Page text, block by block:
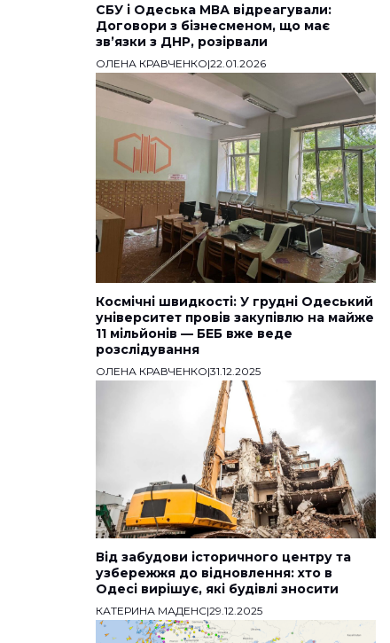
СБУ і Одеська МВА відреагували:
Договори з бізнесменом, що має
звʼязки з ДНР, розірвали
ОЛЕНА КРАВЧЕНКО|22.01.2026
Космічні швидкості: У грудні Одеський
університет провів закупівлю на майже
11 мільйонів — БЕБ вже веде
розслідування
ОЛЕНА КРАВЧЕНКО|31.12.2025
Від забудови історичного центру та
узбережжя до відновлення: хто в
Одесі вирішує, які будівлі зносити
КАТЕРИНА МАДЕНС|29.12.2025